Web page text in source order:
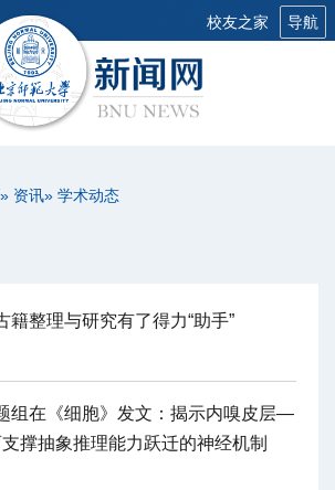
校友之家 导航
» 资讯» 学术动态
籍整理与研究有了得力“助手”
组在《细胞》发文：揭示内嗅皮层—
撑抽象推理能力跃迁的神经机制